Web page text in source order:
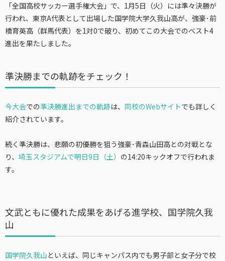
「全国高校サッカー選手権大会」で、1月5日（火）には準々決勝が
行われ、東京A代表として出場した国学院大学久我山高が、強豪･前
橋育英高（群馬代表）を1対0で破り、初めてこの大会でのベスト4
進出を果たしました。
準決勝までの軌跡をチェック！
今大会での準決勝進出までの軌跡は、 同校のWebサイトでも詳しく
紹介されています。
続く準決勝は、悲願の初優勝を狙う強豪･青森山田高との対戦とな
り、 埼玉スタジアムで明日9日（土） の14:20キックオフで行われま
す。
文武ともに優れた成果をあげる進学校、国学院久我
山
国学院久我山といえば、同じキャンパス内でも男子部と女子分で校